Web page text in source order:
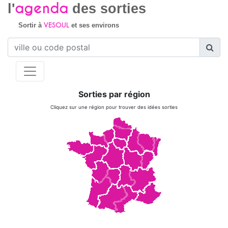
l'agenda des sorties
Sortir à VESOULet ses environs
Sorties par région
Cliquez sur une région pour trouver des idées sorties